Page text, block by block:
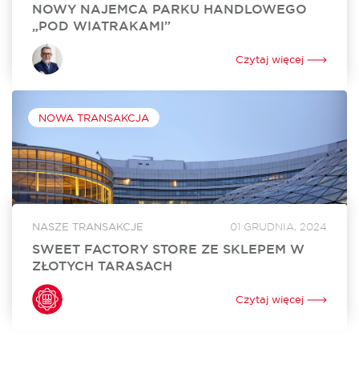
NOWY NAJEMCA PARKU HANDLOWEGO
„POD WIATRAKAMI”
Sinsay, marka z portfolio Grupy LPP, wynajęła 860 mkw.
powierzchni w Parku Handlowym „Pod Wiatrakami” koło
Słupska. Otwarcie sklepu jest zaplanowane na kwiecień 2024
Czytaj więcej
NOWA TRANSAKCJA
NASZE TRANSAKCJE 01 GRUDNIA, 2024
SWEET FACTORY STORE ZE SKLEPEM W
ZŁOTYCH TARASACH
Sweet Factory Store otworzył swój sklep w Złotych
Tarasach. To już 24. w Polsce i 3. w Warszawie stacjonarny
punkt sprzedaży tej niezwykle popularnej marki oferującej
Czytaj więcej